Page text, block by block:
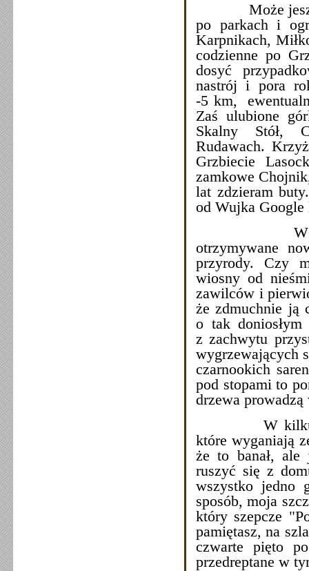
Może jeszcze
po parkach i
Karpnikach,
codzienne po
dosyć
nastrój i pora
-5 km,
Zaś ulubione
Skalny Stół,
Rudawach.
Grzbiecie
zamkowe
lat zdzieram
od Wujka
Wędrówki i
otrzymywane
przyrody. Czy
wiosny od
zawilców i
że zdmuchnie ją
o tak
z zachwytu
wygrzewających
czarnookich
pod stopami to
drzewa
W kilku
które wyganiają
że to banał,
ruszyć się z
wszystko jedno
sposób, moja
który szepcze
pamiętasz, na
czwarte pięto
przedreptane w